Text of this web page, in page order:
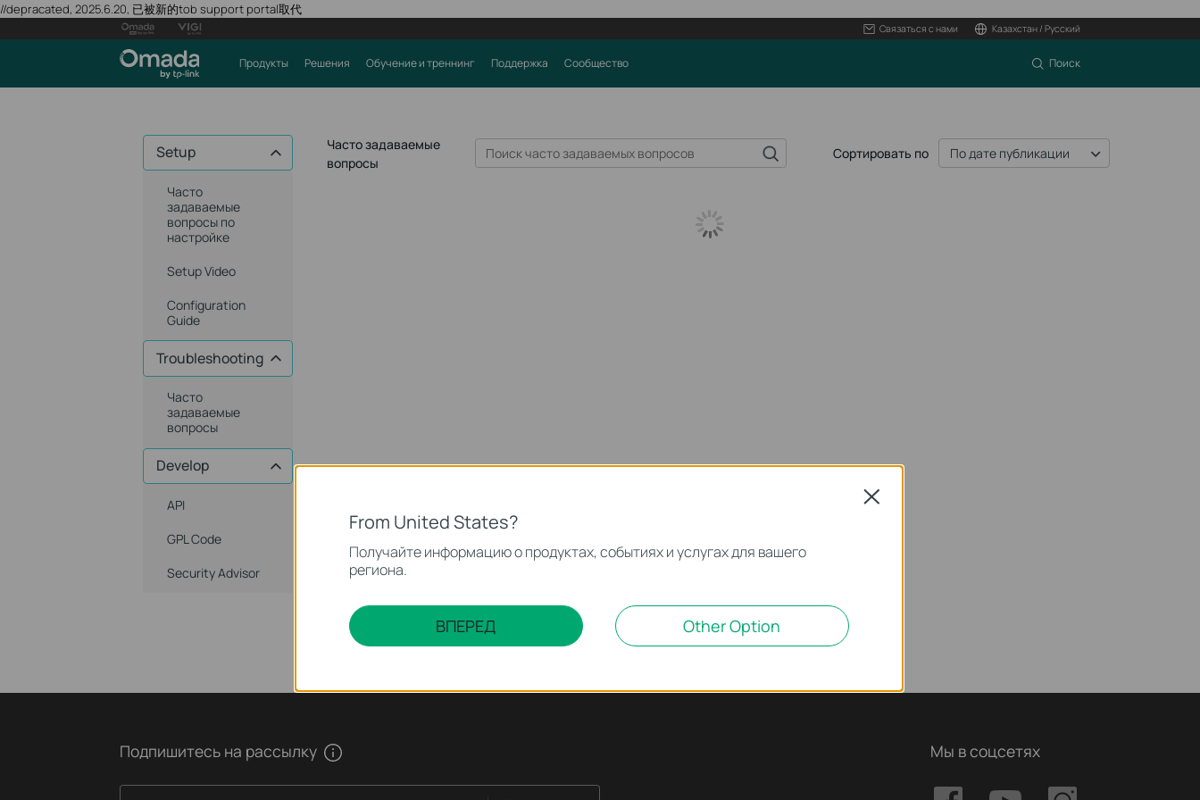
//depracated, 2025.6.20, 已被新的tob support portal取代
Связаться с нами Казахстан / Русский
Продукты Решения Обучение и треннинг Поддержка Сообщество Поиск
Setup
Часто
задаваемые
вопросы по
настройке
Setup Video
Configuration
Guide
Troubleshooting
Часто
задаваемые
вопросы
Develop
API
GPL Code
Security Advisor
Часто задаваемые
вопросы
Сортировать по По дате публикации
Подпишитесь на рассылку Мы в соцсетях
From United States?
Получайте информацию о продуктах, событиях и услугах для вашего
региона.
ВПЕРЕД Other Option
Close